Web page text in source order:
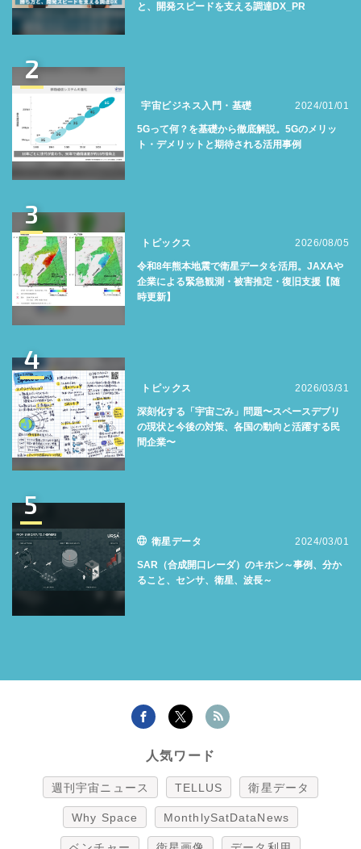
と、開発スピードを支える調達DX_PR
2
宇宙ビジネス入門・基礎 2024/01/01
5Gって何？を基礎から徹底解説。5Gのメリッ
ト・デメリットと期待される活用事例
3
トピックス 2026/08/05
令和8年熊本地震で衛星データを活用。JAXAや
企業による緊急観測・被害推定・復旧支援【随
時更新】
4
トピックス 2026/03/31
深刻化する「宇宙ごみ」問題〜スペースデブリ
の現状と今後の対策、各国の動向と活躍する民
間企業〜
5
衛星データ 2024/03/01
SAR（合成開口レーダ）のキホン～事例、分か
ること、センサ、衛星、波長～
人気ワード
週刊宇宙ニュース TELLUS 衛星データ
Why Space MonthlySatDataNews